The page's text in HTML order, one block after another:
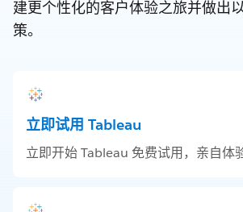
建更个性化的客户体验之旅并做出
策。
立即试用 Tableau
立即开始 Tableau 免费试用，亲自体